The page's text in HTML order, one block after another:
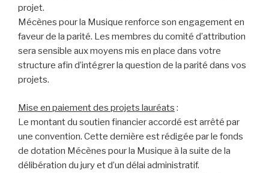
projet.
Mécènes pour la Musique renforce son engagement en
faveur de la parité. Les membres du comité d’attribution
sera sensible aux moyens mis en place dans votre
structure afin d’intégrer la question de la parité dans vos
projets.
Mise en paiement des projets lauréats :
Le montant du soutien financier accordé est arrêté par
une convention. Cette dernière est rédigée par le fonds
de dotation Mécènes pour la Musique à la suite de la
délibération du jury et d’un délai administratif.